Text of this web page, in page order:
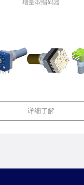
增量型编码器
详细了解